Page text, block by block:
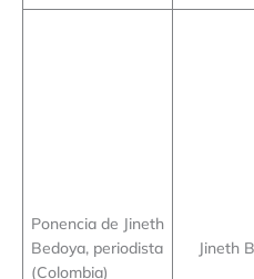
Ponencia de Jineth
Bedoya, periodista
(Colombia)
Jineth